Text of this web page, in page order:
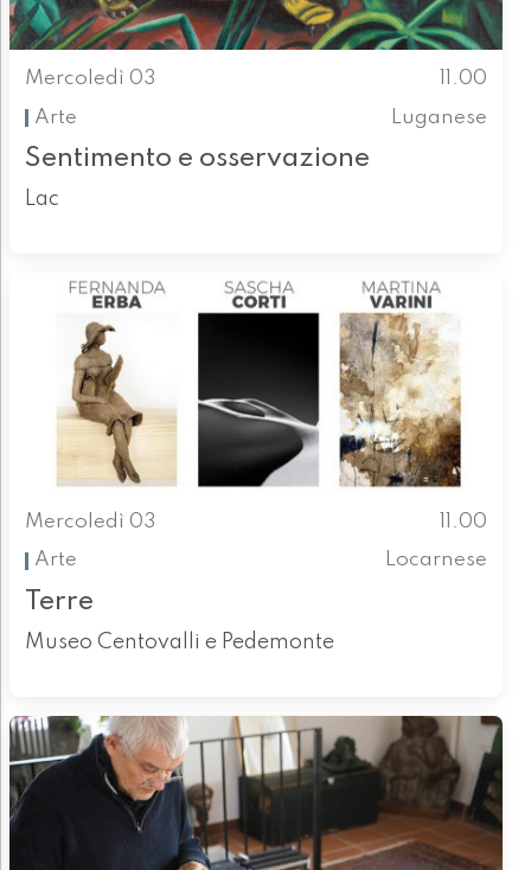
Mercoledì 03
11.00
Arte
Luganese
Sentimento e osservazione
Lac
Mercoledì 03
11.00
Arte
Locarnese
Terre
Museo Centovalli e Pedemonte